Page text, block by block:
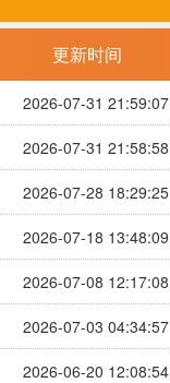
更新时间
2026-07-31 21:59:07
2026-07-31 21:58:58
2026-07-28 18:29:25
2026-07-18 13:48:09
2026-07-08 12:17:08
2026-07-03 04:34:57
2026-06-20 12:08:54